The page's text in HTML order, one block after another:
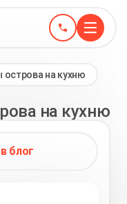
на кухню
блог
на кухню